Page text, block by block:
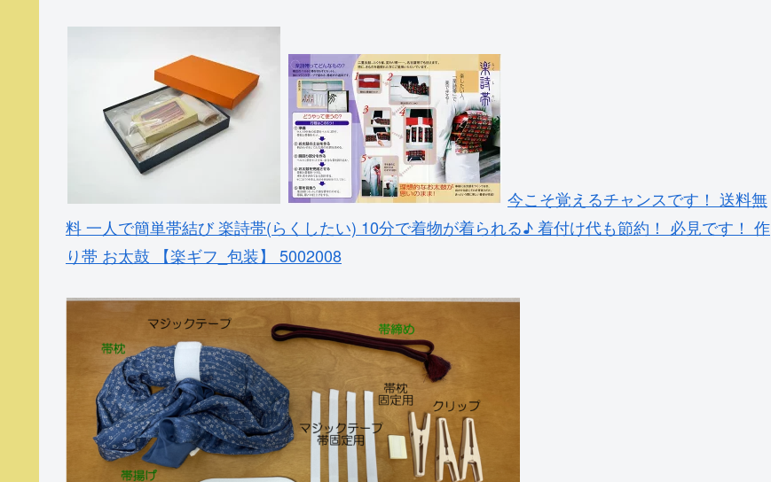
今こそ覚えるチャンスです！ 送料無
料 一人で簡単帯結び 楽詩帯(らくしたい) 10分で着物が着られる♪ 着付け代も節約！ 必見です！ 作
り帯 お太鼓 【楽ギフ_包装】 5002008